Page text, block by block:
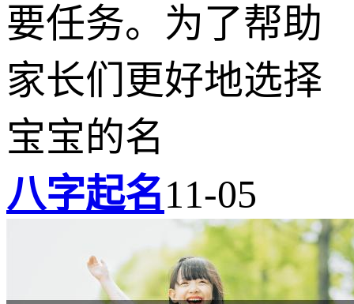
要任务。为了帮助
家长们更好地选择
宝宝的名
八字起名11-05